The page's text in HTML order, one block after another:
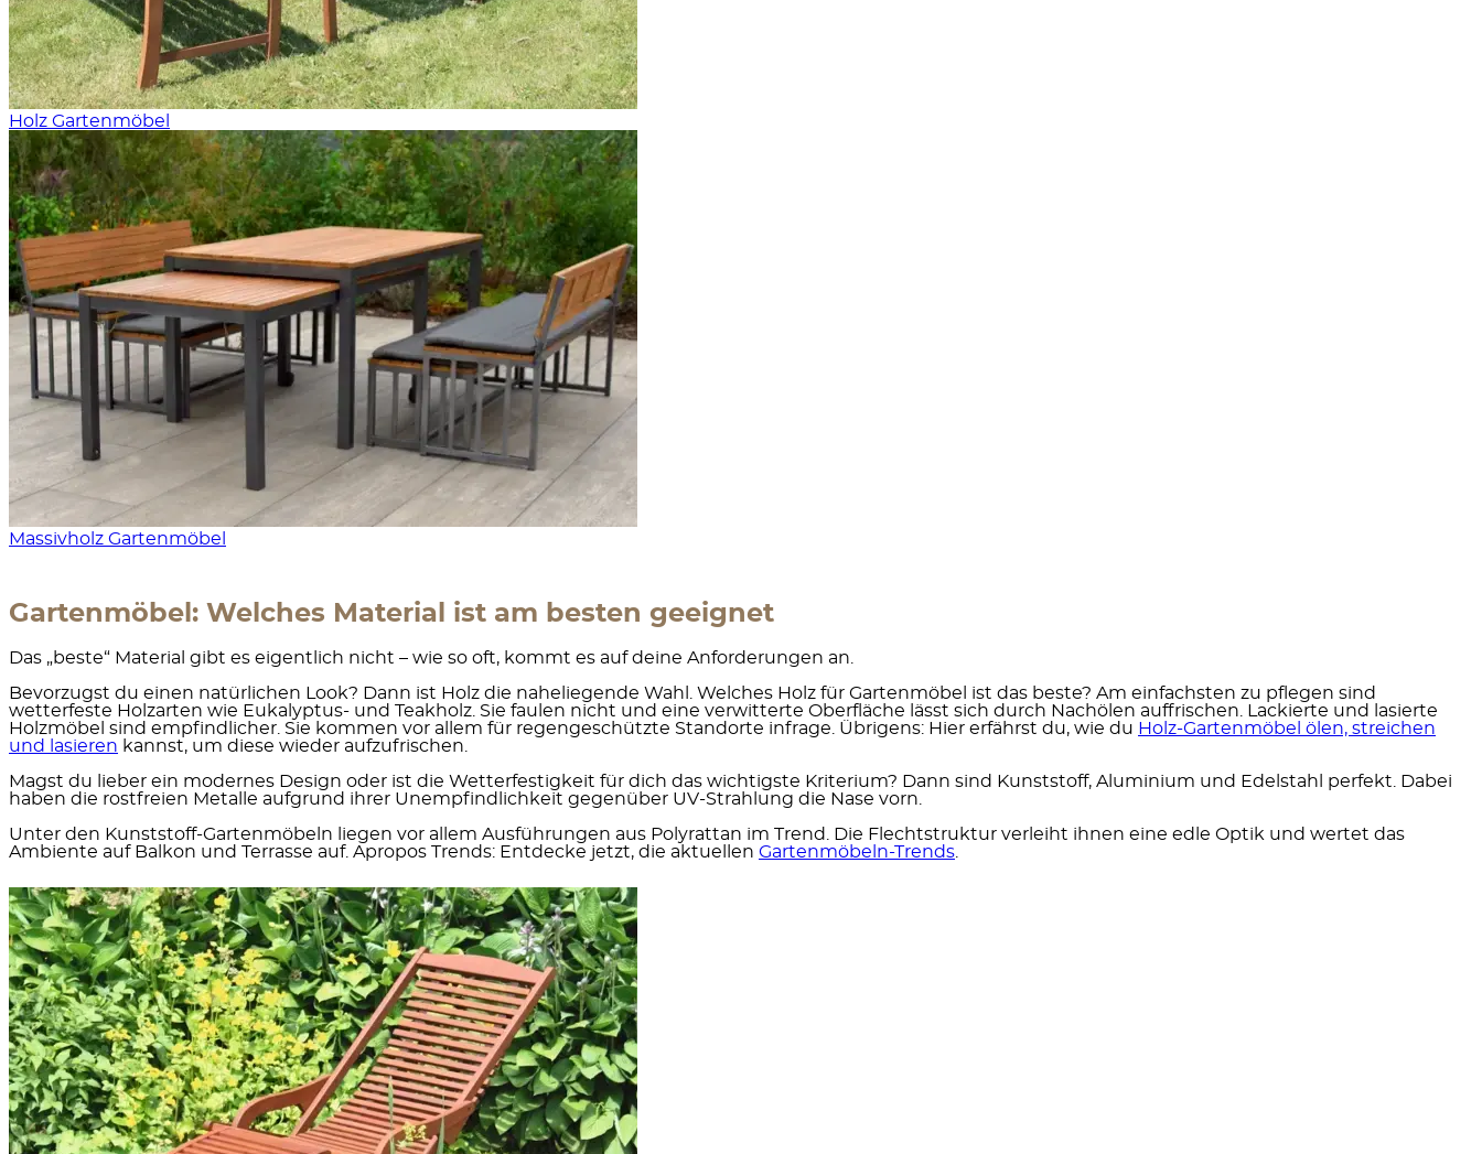
Holz Gartenmöbel
Massivholz Gartenmöbel
Gartenmöbel: Welches Material ist am besten geeignet
Das „beste“ Material gibt es eigentlich nicht – wie so oft, kommt es auf deine Anforderungen an.
Bevorzugst du einen natürlichen Look? Dann ist Holz die naheliegende Wahl. Welches Holz für Gartenmöbel ist das beste? Am einfachsten zu pflegen sind
wetterfeste Holzarten wie Eukalyptus- und Teakholz. Sie faulen nicht und eine verwitterte Oberfläche lässt sich durch Nachölen auffrischen. Lackierte und lasierte
Holzmöbel sind empfindlicher. Sie kommen vor allem für regengeschützte Standorte infrage. Übrigens: Hier erfährst du, wie du Holz-Gartenmöbel ölen, streichen
und lasieren kannst, um diese wieder aufzufrischen.
Magst du lieber ein modernes Design oder ist die Wetterfestigkeit für dich das wichtigste Kriterium? Dann sind Kunststoff, Aluminium und Edelstahl perfekt. Dabei
haben die rostfreien Metalle aufgrund ihrer Unempfindlichkeit gegenüber UV-Strahlung die Nase vorn.
Unter den Kunststoff-Gartenmöbeln liegen vor allem Ausführungen aus Polyrattan im Trend.
Die Flechtstruktur verleiht ihnen eine edle Optik und wertet das
Ambiente auf Balkon und Terrasse auf. Apropos Trends: Entdecke jetzt, die aktuellen Gartenmöbeln-Trends